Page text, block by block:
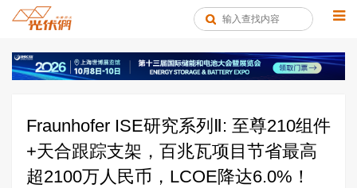
Fraunhofer ISE研究系列Ⅱ: 至尊210组件
+天合跟踪支架，百兆瓦项目节省最高
超2100万人民币，LCOE降达6.0%！